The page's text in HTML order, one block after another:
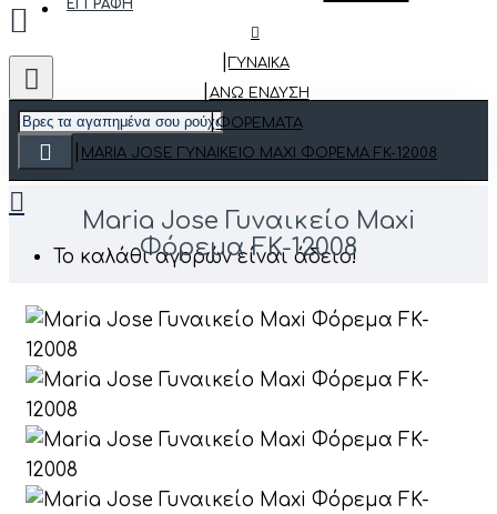
ΕΓΓΡΑΦΗ
Το καλάθι αγορών είναι άδειο!
ΓΥΝΑΙΚΑ
ΆΝΩ ΈΝΔΥΣΗ
ΦΟΡΈΜΑΤΑ
MARIA JOSE ΓΥΝΑΙΚΕΊΟ MAXI ΦΌΡΕΜΑ FK-12008
Maria Jose Γυναικείο Maxi
Φόρεμα FK-12008